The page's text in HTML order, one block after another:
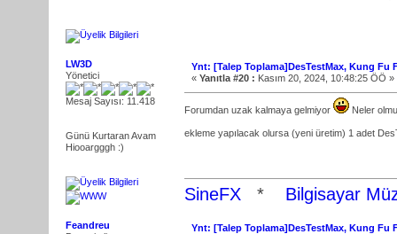
LW3D
Yönetici
Mesaj Sayısı: 11.418
Günü Kurtaran Avam
Hiooargggh :)
Ynt: [Talep Toplama]DesTestMax, Kung Fu
« Yanıtla #20 : Kasım 20, 2024, 10:48:25 ÖÖ »
Forumdan uzak kalmaya gelmiyor Neler
ekleme yapılacak olursa (yeni üretim) 1 adet
SineFX * Bilgisayar
Feandreu
Ynt: [Talep Toplama]DesTestMax, Kung Fu